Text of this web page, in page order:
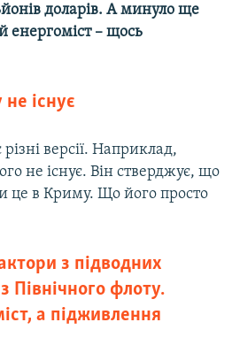
доларів. А минуло ще
енергоміст – щось
існує
версії. Наприклад,
не існує. Він стверджує, що
це в Криму. Що його просто
з підводних
Північного флоту.
а підживлення